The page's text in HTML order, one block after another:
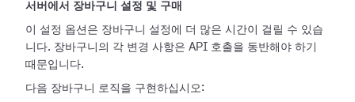
서버에서 장바구니 설정 및 구매
이 설정 옵션은 장바구니 설정에 더 많은 시간이 걸릴 수 있습
니다. 장바구니의 각 변경 사항은 API 호출을 동반해야 하기
때문입니다.
다음 장바구니 로직을 구현하십시오: